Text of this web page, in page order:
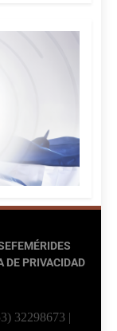
EFEMÉRIDES
DE PRIVACIDAD
32298673 |